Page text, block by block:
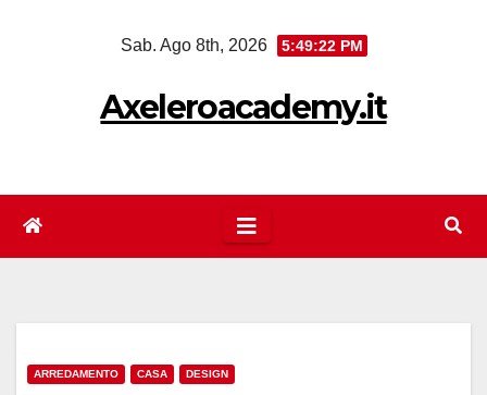
Sab. Ago 8th, 2026 5:49:22 PM
Axeleroacademy.it
ARREDAMENTO CASA DESIGN